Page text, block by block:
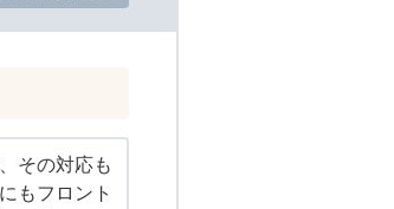
その対応も
もフロント